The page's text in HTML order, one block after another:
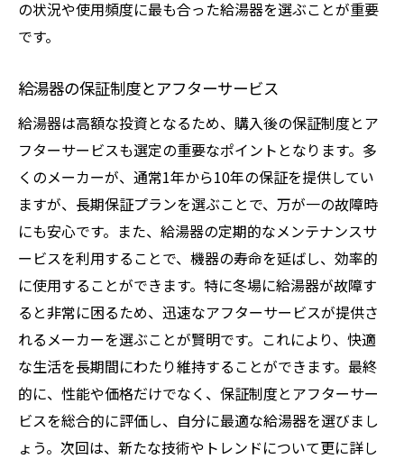
の状況や使用頻度に最も合った給湯器を選ぶことが重要
です。
給湯器の保証制度とアフターサービス
給湯器は高額な投資となるため、購入後の保証制度とア
フターサービスも選定の重要なポイントとなります。多
くのメーカーが、通常1年から10年の保証を提供してい
ますが、長期保証プランを選ぶことで、万が一の故障時
にも安心です。また、給湯器の定期的なメンテナンスサ
ービスを利用することで、機器の寿命を延ばし、効率的
に使用することができます。特に冬場に給湯器が故障す
ると非常に困るため、迅速なアフターサービスが提供さ
れるメーカーを選ぶことが賢明です。これにより、快適
な生活を長期間にわたり維持することができます。最終
的に、性能や価格だけでなく、保証制度とアフターサー
ビスを総合的に評価し、自分に最適な給湯器を選びまし
ょう。次回は、新たな技術やトレンドについて更に詳し